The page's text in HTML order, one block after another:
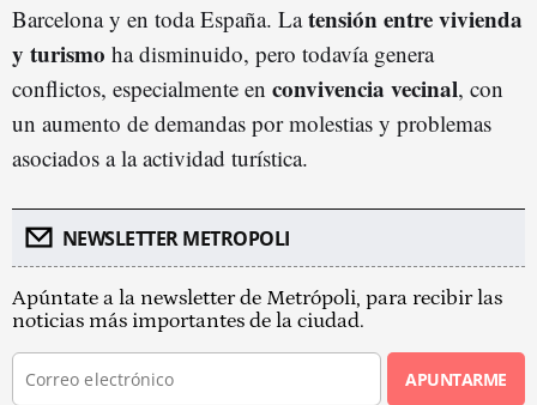
Barcelona y en toda España. Latensión entre vivienda
y turismo ha disminuido, pero todavía genera
conflictos, especialmente en convivencia vecinal, con
un aumento de demandas por molestias y problemas
asociados a la actividad turística.
NEWSLETTER METROPOLI
Apúntate a la newsletter de Metrópoli, para recibir las
noticias más importantes de la ciudad.
APUNTARME